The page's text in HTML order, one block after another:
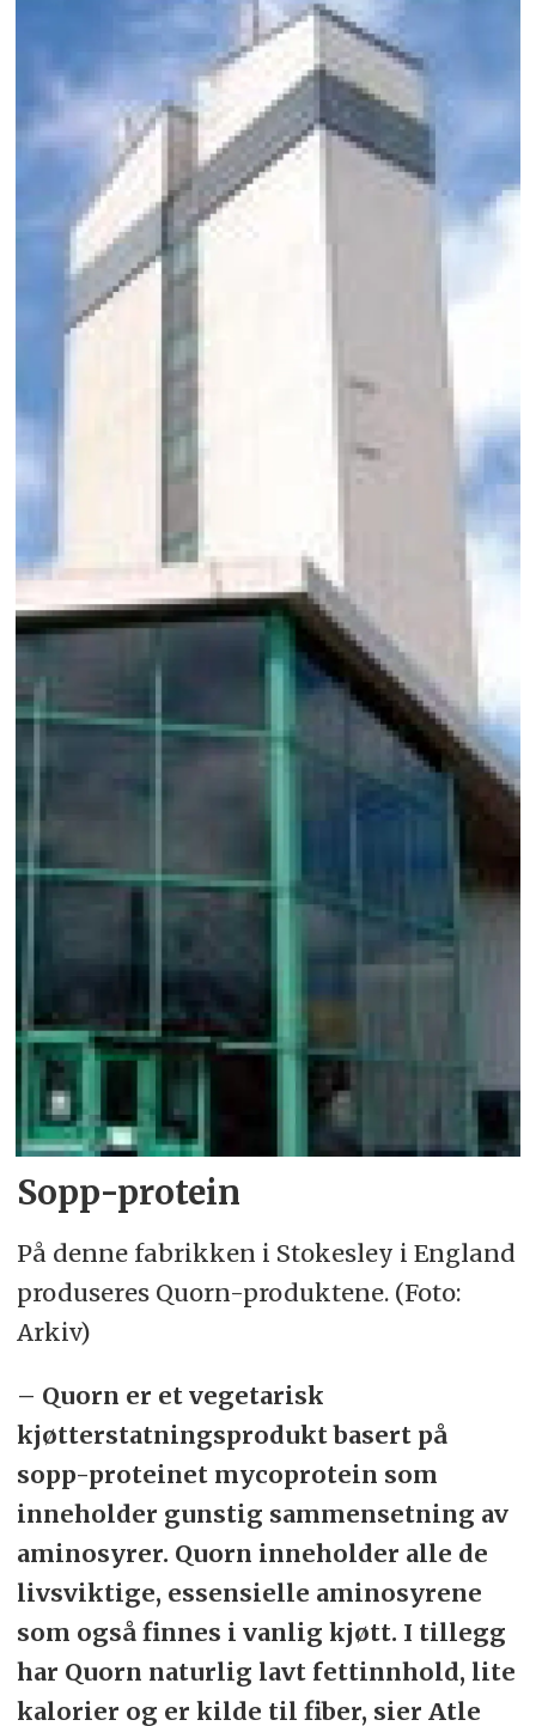
Sopp-protein
På denne fabrikken i Stokesley i England
produseres Quorn-produktene. (Foto:
Arkiv)
– Quorn er et vegetarisk
kjøtterstatningsprodukt basert på
sopp-proteinet mycoprotein som
inneholder gunstig sammensetning av
aminosyrer. Quorn inneholder alle de
livsviktige, essensielle aminosyrene
som også finnes i vanlig kjøtt. I tillegg
har Quorn naturlig lavt fettinnhold, lite
kalorier og er kilde til fiber, sier Atle